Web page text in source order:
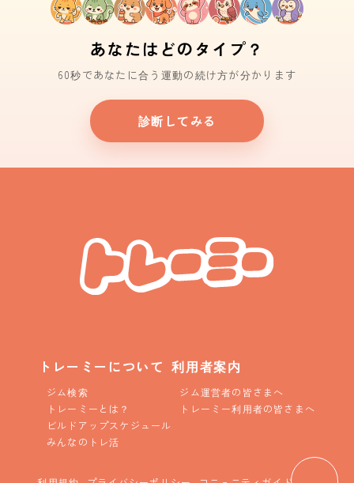
あなたはどのタイプ？
60秒であなたに合う運動の続け方が分かります
診断してみる
トレーミーについて
ジム検索
トレーミーとは？
ビルドアップスケジュール
みんなのトレ活
利用者案内
ジム運営者の皆さまへ
トレーミー利用者の皆さまへ